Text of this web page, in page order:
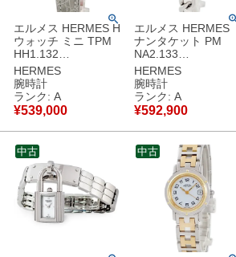
エルメス HERMES H
ウォッチ ミニ TPM
HH1.132
W057239WW00 純
正ダイヤ ホワイト シ
ェル スクエア レディ
ース 腕時計クオーツ
ホワイト 【中古】中
古美品
HERMES
腕時計
ランク: A
¥539,000
エルメス HERMES
ナンタケット PM
NA2.133
W404983WW00 純
正ダイヤ ブルー アベ
ンチュリン チェーン
レディース 腕時計ク
オーツ ブルー 【中
古】中古美品
HERMES
腕時計
ランク: A
¥592,900
中古 中古